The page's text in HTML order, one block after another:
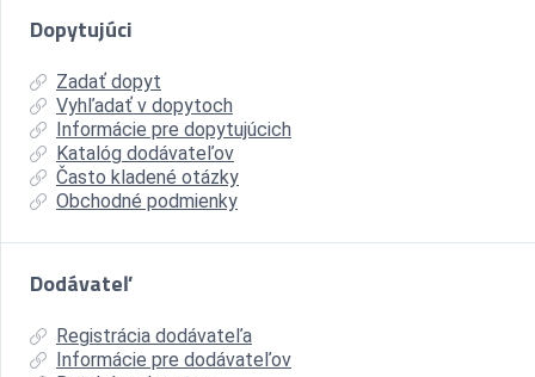
Dopytujúci
Zadať dopyt
Vyhľadať v dopytoch
Informácie pre dopytujúcich
Katalóg dodávateľov
Často kladené otázky
Obchodné podmienky
Dodávateľ
Registrácia dodávateľa
Informácie pre dodávateľov